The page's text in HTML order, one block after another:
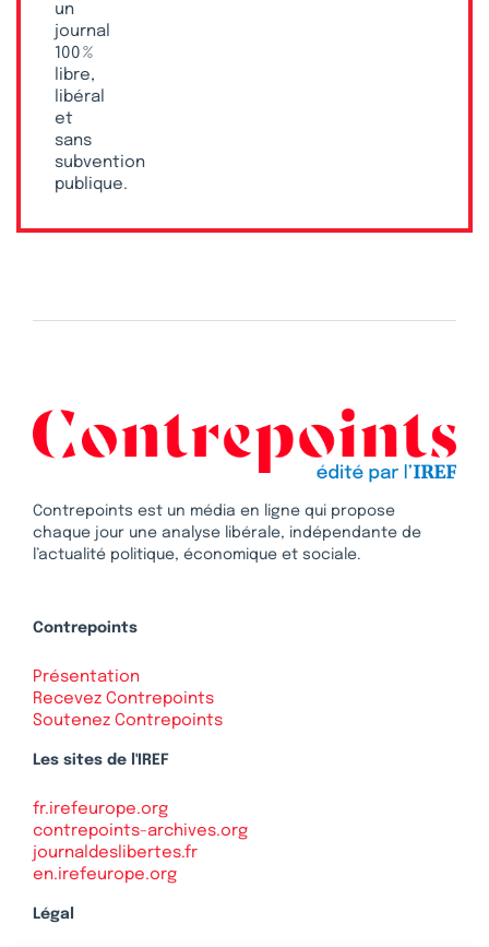
un
journal
100 %
libre,
libéral
et
sans
subvention
publique.
Contrepoints est un média en ligne qui propose
chaque jour une analyse libérale, indépendante de
l’actualité politique, économique et sociale.
Contrepoints
Présentation
Recevez Contrepoints
Soutenez Contrepoints
Les sites de l'IREF
fr.irefeurope.org
contrepoints-archives.org
journaldeslibertes.fr
en.irefeurope.org
Légal